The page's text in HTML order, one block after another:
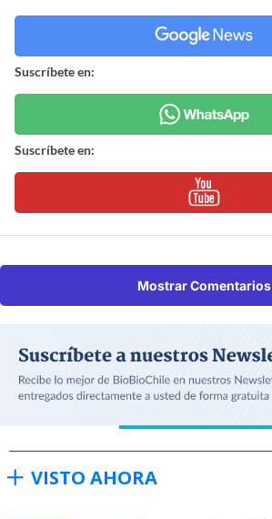
Suscríbete en:
Suscríbete en:
Mostrar Comentarios
VISTO AHORA